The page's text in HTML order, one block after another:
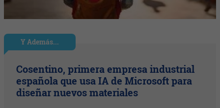
Y Además...
Cosentino, primera empresa industrial
española que usa IA de Microsoft para
diseñar nuevos materiales